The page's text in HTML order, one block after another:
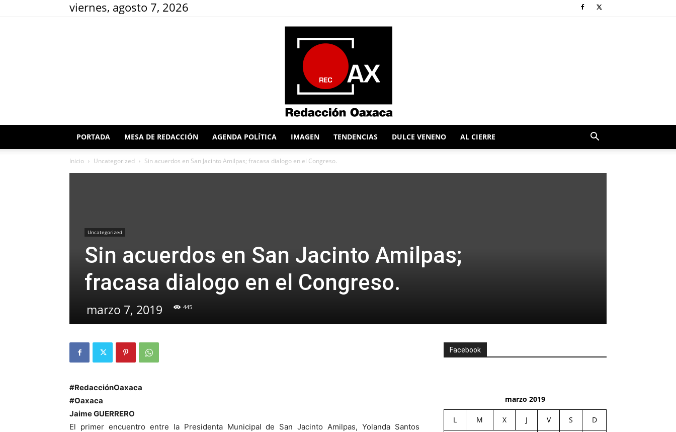
viernes, agosto 7, 2026
PORTADA MESA DE REDACCIÓN AGENDA POLÍTICA IMAGEN TENDENCIAS DULCE VENENO AL CIERRE
Inicio Uncategorized Sin acuerdos en San Jacinto Amilpas; fracasa dialogo en el Congreso.
Uncategorized
Sin acuerdos en San Jacinto Amilpas;
fracasa dialogo en el Congreso.
marzo 7, 2019 445
#RedacciónOaxaca
#Oaxaca
Jaime GUERRERO
El primer encuentro entre la Presidenta Municipal de San Jacinto Amilpas, Yolanda Santos
Facebook
marzo 2019
L M X J V S D